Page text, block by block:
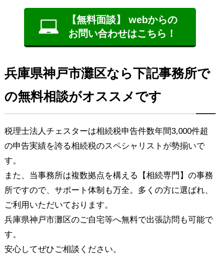
【無料面談】 webからの
お問い合わせはこちら！
兵庫県神戸市灘区なら下記事務所で
の無料相談がオススメです
税理士法人チェスターは相続税申告件数年間3,000件超
の申告実績を誇る相続税のスペシャリストが勢揃いで
す。
また、当事務所は複数拠点を構える【相続専門】の事務
所ですので、サポート体制も万全。多くの方に選ばれ、
ご利用いただいております。
兵庫県神戸市灘区のご自宅等へ無料で出張訪問も可能で
す。
安心してぜひご相談ください。